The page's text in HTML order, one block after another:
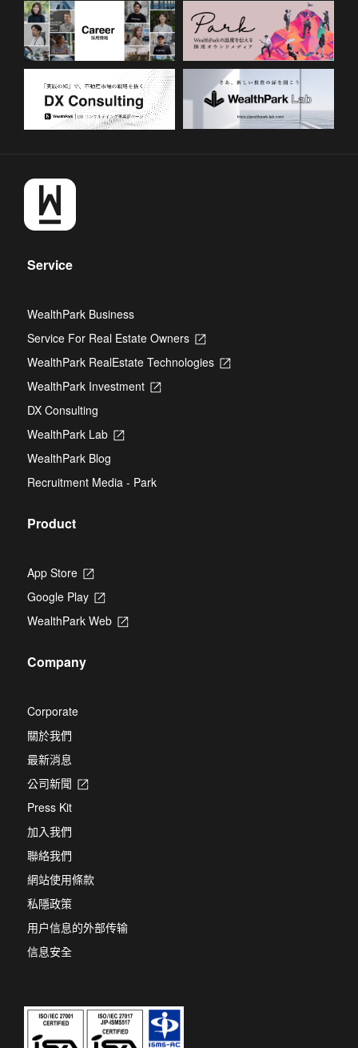
Service
WealthPark Business
Service For Real Estate Owners
Opens
a
WealthPark RealEstate Technologies
Opens
WealthPark Investment
Opens
DX Consulting
WealthPark Lab
Opens
new
tab
WealthPark Blog
Recruitment Media - Park
Product
App Store
Opens
a
new
tab
Google Play
Opens
a
WealthPark Web
Opens
Company
Corporate
關於我們
最新消息
公司新聞
Opens
Press Kit
加入我們
聯絡我們
網站使用條款
私隱政策
用户信息的外部传输
信息安全